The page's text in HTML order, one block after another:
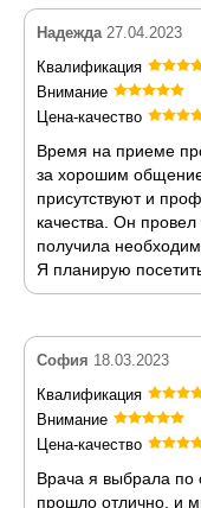
Надежда 27.04.2023
Квалификация
Внимание
Цена-качество
Время на приеме
за хорошим
присутствуют и
качества. Он провел
получила
Я планирую
София 18.03.2023
Квалификация
Внимание
Цена-качество
Врача я выбрала по
прошло отлично, и